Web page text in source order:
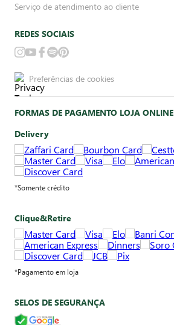
Serviço de atendimento ao cliente
REDES SOCIAIS
Preferências de cookies
FORMAS DE PAGAMENTO LOJA ONLINE
Delivery
*Somente crédito
Clique&Retire
*Pagamento em loja
SELOS DE SEGURANÇA